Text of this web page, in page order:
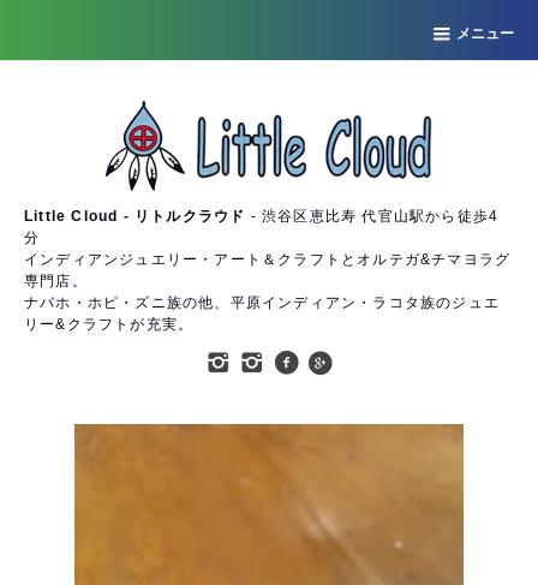
メニュー
Little Cloud - リトルクラウド - 渋谷区恵比寿 代官山駅から徒歩4
分
インディアンジュエリー・アート＆クラフトとオルテガ&チマヨラグ
専門店。
ナバホ・ホピ・ズニ族の他、平原インディアン・ラコタ族のジュエ
リー&クラフトが充実。